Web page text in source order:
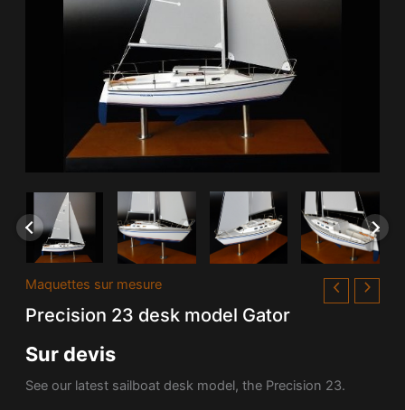
Maquettes sur mesure
Precision 23 desk model Gator
Sur devis
See our latest sailboat desk model, the Precision 23.